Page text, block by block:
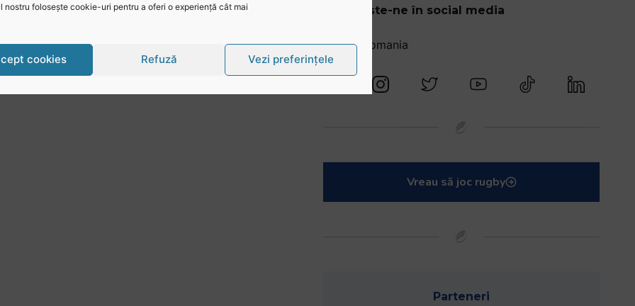
nostru folosește cookie-uri pentru a oferi o experiență cât mai
cookies Refuză Vezi preferințele
Urmărește-ne în social media
@rugbyromania
Vreau să joc rugby
Parteneri